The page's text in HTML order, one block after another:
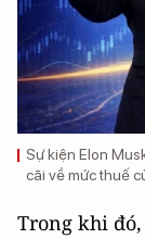
Sự kiện Elon
cãi về mức thuế
Trong khi đó,